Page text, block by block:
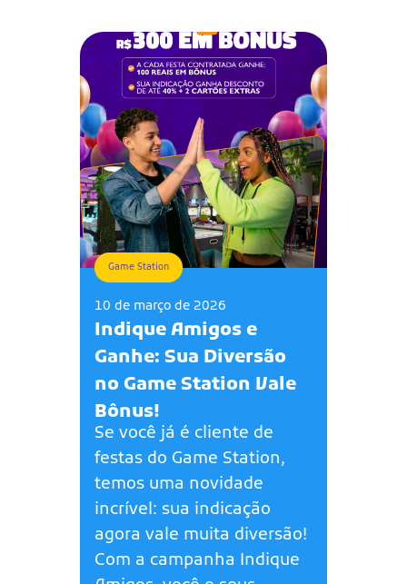
Game Station
10 de março de 2026
Indique Amigos e
Ganhe: Sua Diversão
no Game Station Vale
Bônus!
Se você já é cliente de
festas do Game Station,
temos uma novidade
incrível: sua indicação
agora vale muita diversão!
Com a campanha Indique